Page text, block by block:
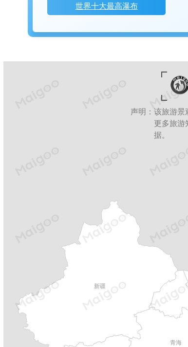
世界十大最高瀑布
青海
新疆
声明：该旅游景
更多旅游
据。